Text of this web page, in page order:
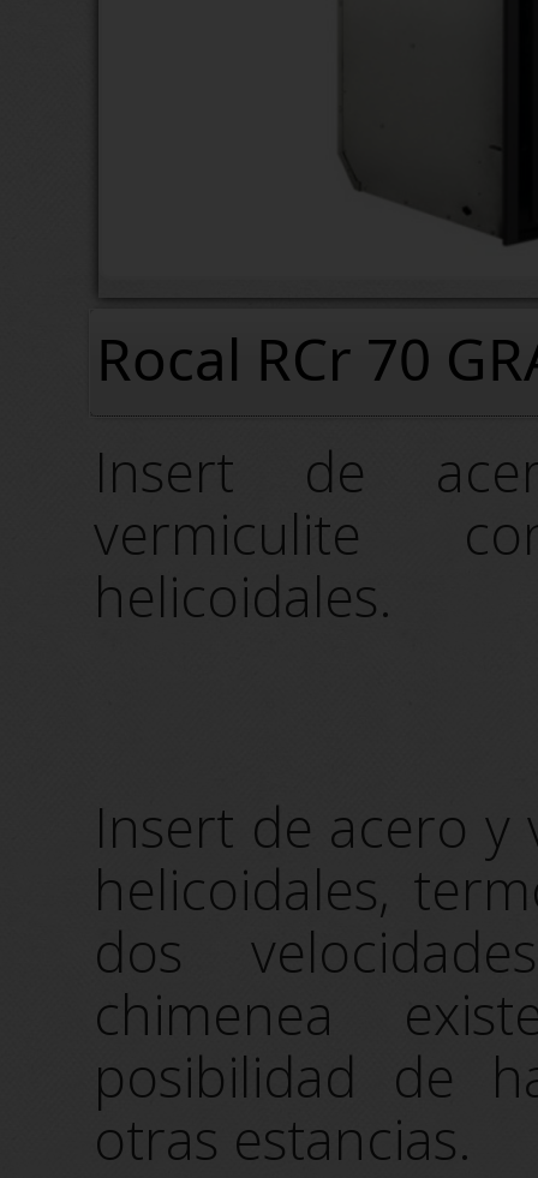
Rocal RCr 70
Insert de
vermiculite
helicoidales.
Insert de acero
helicoidales,
dos
chimenea
posibilidad de
otras estancias.